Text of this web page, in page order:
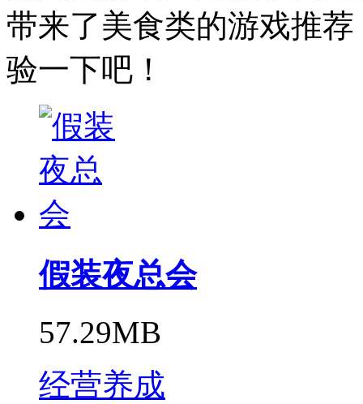
带来了美食类的游戏推
验一下吧！
假装夜总会
57.29MB
经营养成